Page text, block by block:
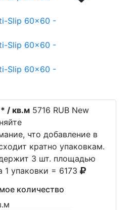
/ кв.м 5716 RUB New
что добавление в
кратно упаковкам.
3 шт. площадью
1 упаковки = 6173
количество